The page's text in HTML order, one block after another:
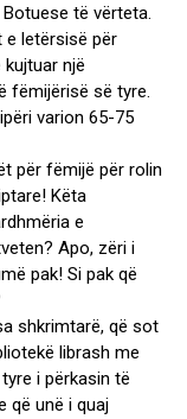
të vërteta.
e letërsisë për
një
fëmijërisë së tyre.
varion 65-75
për fëmijë për rolin
Këta
e
Apo, zëri i
pak! Si pak që
shkrimtarë, që sot
librash me
i përkasin të
që unë i quaj